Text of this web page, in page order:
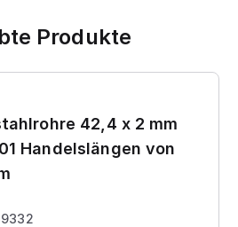
Produkte
42,4 x 2 mm
Handelslängen von